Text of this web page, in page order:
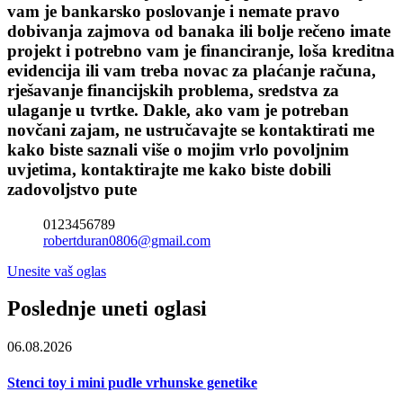
vam je bankarsko poslovanje i nemate pravo
dobivanja zajmova od banaka ili bolje rečeno imate
projekt i potrebno vam je financiranje, loša kreditna
evidencija ili vam treba novac za plaćanje računa,
rješavanje financijskih problema, sredstva za
ulaganje u tvrtke. Dakle, ako vam je potreban
novčani zajam, ne ustručavajte se kontaktirati me
kako biste saznali više o mojim vrlo povoljnim
uvjetima, kontaktirajte me kako biste dobili
zadovoljstvo pute
0123456789
robertduran0806@gmail.com
Unesite vaš oglas
Poslednje uneti oglasi
06.08.2026
Stenci toy i mini pudle vrhunske genetike